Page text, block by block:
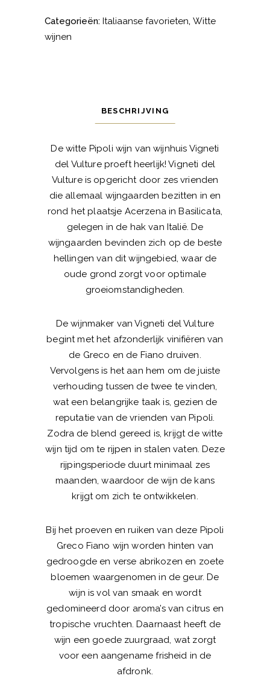
Categorieën: Italiaanse favorieten, Witte
wijnen
BESCHRIJVING
De witte Pipoli wijn van wijnhuis Vigneti
del Vulture proeft heerlijk! Vigneti del
Vulture is opgericht door zes vrienden
die allemaal wijngaarden bezitten in en
rond het plaatsje Acerzena in Basilicata,
gelegen in de hak van Italië. De
wijngaarden bevinden zich op de beste
hellingen van dit wijngebied, waar de
oude grond zorgt voor optimale
groeiomstandigheden.
De wijnmaker van Vigneti del Vulture
begint met het afzonderlijk vinifiëren van
de Greco en de Fiano druiven.
Vervolgens is het aan hem om de juiste
verhouding tussen de twee te vinden,
wat een belangrijke taak is, gezien de
reputatie van de vrienden van Pipoli.
Zodra de blend gereed is, krijgt de witte
wijn tijd om te rijpen in stalen vaten. Deze
rijpingsperiode duurt minimaal zes
maanden, waardoor de wijn de kans
krijgt om zich te ontwikkelen.
Bij het proeven en ruiken van deze Pipoli
Greco Fiano wijn worden hinten van
gedroogde en verse abrikozen en zoete
bloemen waargenomen in de geur. De
wijn is vol van smaak en wordt
gedomineerd door aroma’s van citrus en
tropische vruchten. Daarnaast heeft de
wijn een goede zuurgraad, wat zorgt
voor een aangename frisheid in de
afdronk.